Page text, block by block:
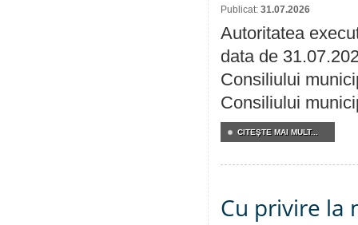
Publicat: 31.07.2026
Autoritatea
data de
Consiliului
Consiliului
CITEŞTE MAI MULT...
Cu privire la